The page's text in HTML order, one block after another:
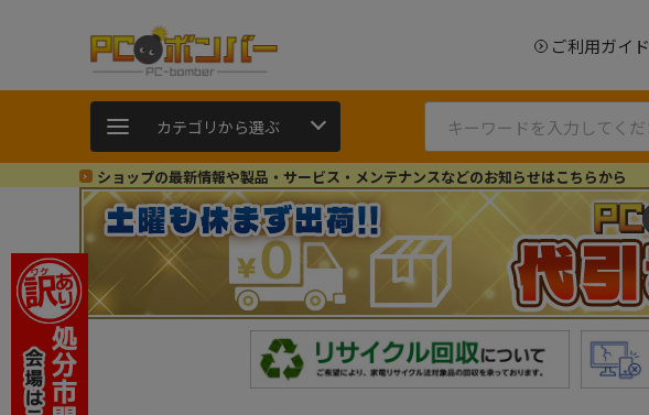
ご利用ガイド
カテゴリから選ぶ
ショップの最新情報や製品・サービス・メンテナンスなどのお知らせはこちらから